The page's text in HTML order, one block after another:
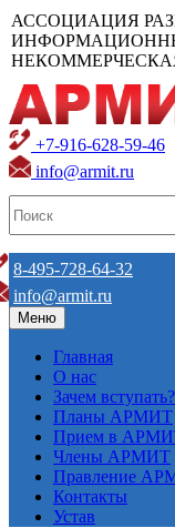
АССОЦИАЦИЯ
+7-916-628-59-46
info@armit.ru
8-495-728-64-32
info@armit.ru
Меню
Главная
О нас
Зачем вступать?
Планы АРМИТ
Прием в
Члены АРМИТ
Правление
Контакты
Устав